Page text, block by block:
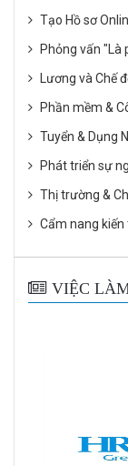
Tạo Hồ sơ
Phỏng vấn "Là
Lương và Chế
Phần mềm &
Tuyển & Dụng
Phát triển sự
Thị trường &
Cẩm nang
VIỆC